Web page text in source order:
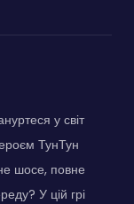
у світ
ТунТун
шосе, повне
У цій грі